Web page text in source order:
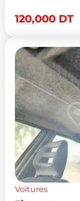
120,000 DT
Voitures